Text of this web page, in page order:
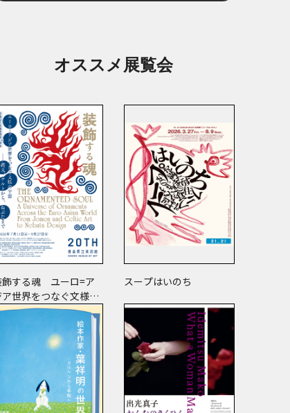
オススメ展覧会
飾する魂 ユーロ=ア
ア世界をつなぐ文様の
宙―縄文、ケルトか
ら、ねぶたまで
スープはいのち